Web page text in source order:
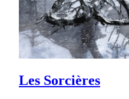
Les Sorcières